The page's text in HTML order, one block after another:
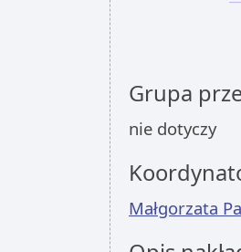
Grupa
nie dotyczy
Małgorzata